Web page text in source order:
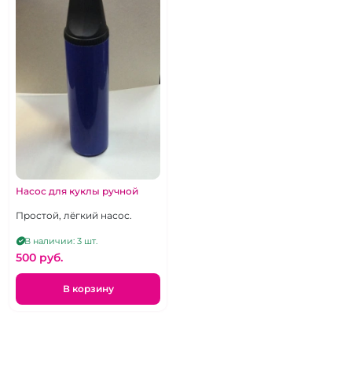
Насос для куклы ручной
Простой, лёгкий насос.
В наличии: 3 шт.
500 pуб.
В корзину